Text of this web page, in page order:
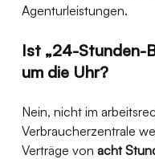
Agenturleistungen.
Ist „24-Stunden-
um die Uhr?
Nein, nicht im
Verbraucherzentrale
Verträge von acht